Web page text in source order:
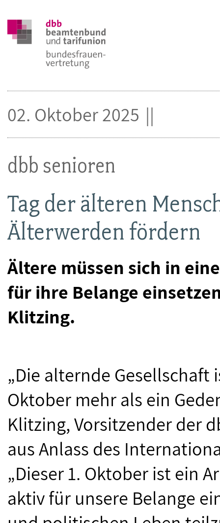
dbb senioren
Tag der älteren
Älterwerden fördern
Ältere müssen sich in
für ihre Belange
Klitzing.
02. Oktober 2025
„Die alternde Gesellschaft
Oktober mehr als ein
Klitzing, Vorsitzender der
aus Anlass des
„Dieser 1. Oktober ist ein
aktiv für unsere Belange